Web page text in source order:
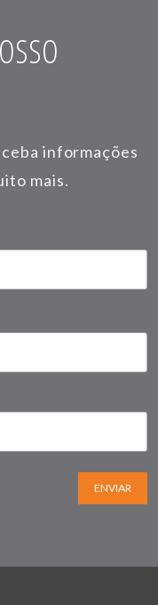
informações
mais.
ENVIAR